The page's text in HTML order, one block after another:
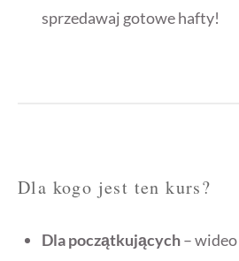
sprzedawaj gotowe hafty!
Dla kogo jest ten kurs?
Dla początkujących–